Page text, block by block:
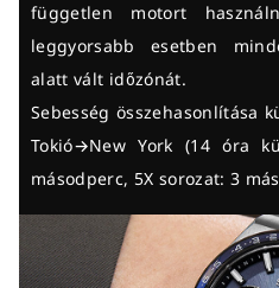
független motort
leggyorsabb esetben
alatt vált időzónát.
Sebesség összehasonlítása
Tokió→New York (14 óra
másodperc, 5X sorozat: 3